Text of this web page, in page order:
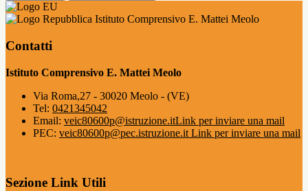
Istituto Comprensivo E. Mattei Meolo
Contatti
Istituto Comprensivo E. Mattei Meolo
Via Roma,27 - 30020 Meolo - (VE)
Tel: 0421345042
Email: veic80600p@istruzione.itLink per inviare una mail
PEC: veic80600p@pec.istruzione.it Link per inviare una mail
Sezione Link Utili